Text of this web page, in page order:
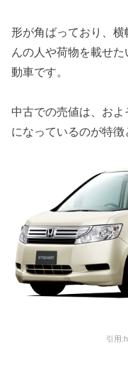
形が角ばっており、
んの人や荷物を載せ
動車です。
中古での売値は、お
になっているのが特徴
引用